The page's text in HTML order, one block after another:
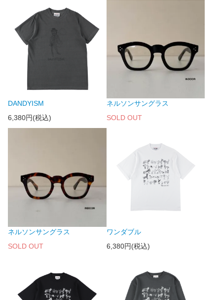
DANDYISM
6,380円(税込)
ネルソンサングラス
SOLD OUT
ネルソンサングラス
SOLD OUT
ワンダブル
6,380円(税込)